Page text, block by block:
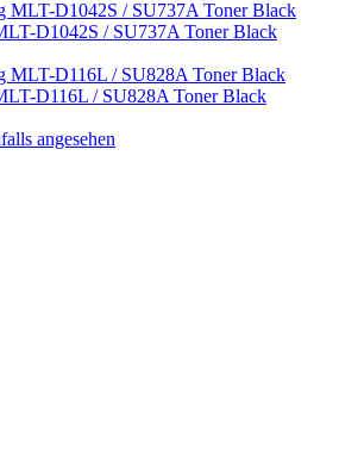
D1042S / SU737A Toner Black
D116L / SU828A Toner Black
angesehen